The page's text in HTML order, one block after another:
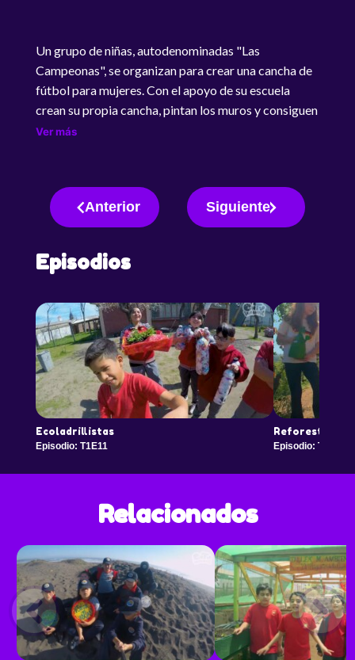
Un grupo de niñas, autodenominadas "Las
Campeonas", se organizan para crear una cancha de
fútbol para mujeres. Con el apoyo de su escuela
crean su propia cancha, pintan los muros y consiguen
materiales como arcos y bancos.
Ver más
Anterior Siguiente
Episodios
Ecoladrillistas
Episodio: T1E11
Reforestando
Episodio: T1E12
Relacionados